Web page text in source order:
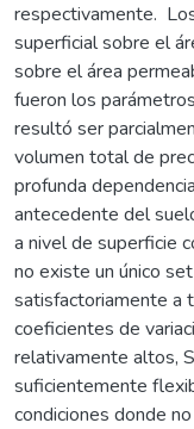
respectivamente.
superficial sobre el
sobre el área
fueron los
resultó ser
volumen total de
profunda
antecedente del
a nivel de superficie
no existe un único
satisfactoriamente a
coeficientes de
relativamente altos,
suficientemente
condiciones donde